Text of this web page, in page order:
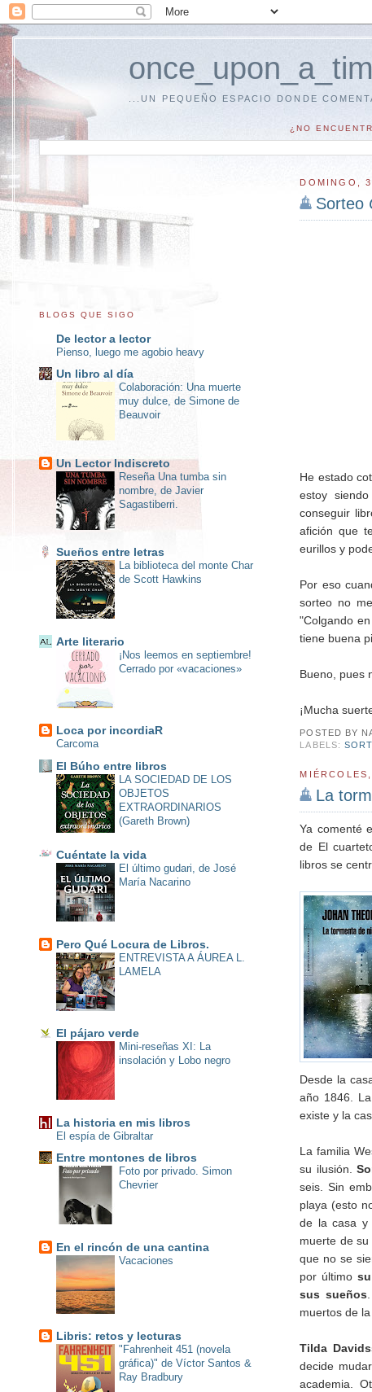
...UN PEQUEÑO ESPACIO DONDE
¿NO
DOMINGO,
Sorteo
He estado
estoy
conseguir
afición que
eurillos y
Por eso
sorteo no
"Colgando
tiene buena
Bueno, pues
¡Mucha
POSTED BY
LABELS:
La
Ya comenté
de El
libros se
Desde la
año 1846.
existe y la
La familia
su ilusión.
seis. Sin
playa (esto
de la casa y
muerte de
que no se
por último
sus sueños
muertos de la
Tilda
decide
academia.
BLOGS QUE SIGO
De lector a lector
Pienso, luego me agobio heavy
Un libro al día
Colaboración: Una muerte
muy dulce, de Simone de
Beauvoir
Un Lector Indiscreto
Reseña Una tumba sin
nombre, de Javier
Sagastiberri.
Sueños entre letras
La biblioteca del monte Char
de Scott Hawkins
Arte literario
¡Nos leemos en septiembre!
Cerrado por «vacaciones»
Loca por incordiaR
Carcoma
El Búho entre libros
LA SOCIEDAD DE LOS
OBJETOS
EXTRAORDINARIOS
(Gareth Brown)
Cuéntate la vida
El último gudari, de José
María Nacarino
Pero Qué Locura de Libros.
ENTREVISTA A ÁUREA L.
LAMELA
El pájaro verde
Mini-reseñas XI: La
insolación y Lobo negro
La historia en mis libros
El espía de Gibraltar
Entre montones de libros
Foto por privado. Simon
Chevrier
En el rincón de una cantina
Vacaciones
Libris: retos y lecturas
"Fahrenheit 451 (novela
gráfica)" de Víctor Santos &
Ray Bradbury